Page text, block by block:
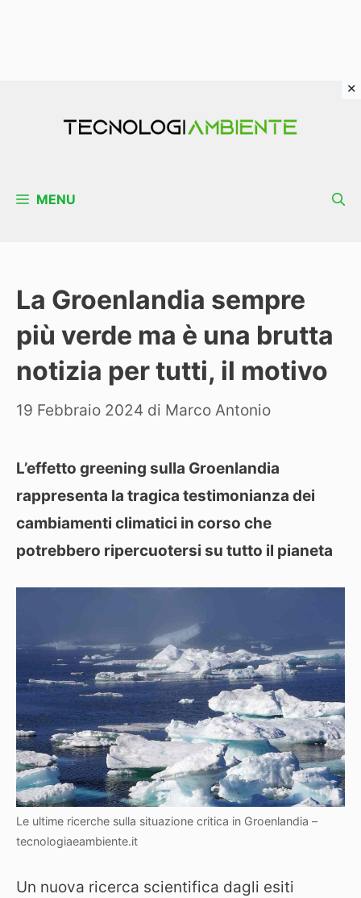
MENU
La Groenlandia sempre
più verde ma è una brutta
notizia per tutti, il motivo
19 Febbraio 2024 di Marco Antonio
L’effetto greening sulla Groenlandia
rappresenta la tragica testimonianza dei
cambiamenti climatici in corso che
potrebbero ripercuotersi su tutto il pianeta
Le ultime ricerche sulla situazione critica in Groenlandia –
tecnologiaeambiente.it
Un nuova ricerca scientifica dagli esiti